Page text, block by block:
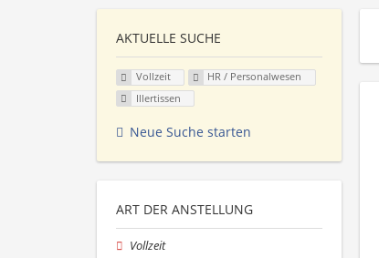
AKTUELLE SUCHE
Vollzeit
HR / Personalwesen
Illertissen
Neue Suche starten
ART DER ANSTELLUNG
Vollzeit